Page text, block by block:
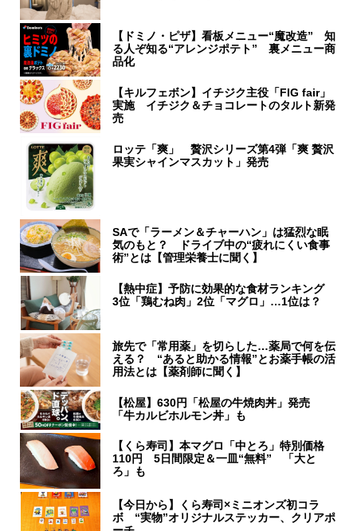
【ドミノ・ピザ】看板メニュー“魔改造” 知
る人ぞ知る“アレンジポテト” 裏メニュー商
品化
【キルフェボン】イチジク主役「FIG fair」
実施 イチジク＆チョコレートのタルト新発
売
ロッテ「爽」 贅沢シリーズ第4弾「爽 贅沢
果実シャインマスカット」発売
SAで「ラーメン＆チャーハン」は猛烈な眠
気のもと？ ドライブ中の“疲れにくい食事
術”とは【管理栄養士に聞く】
【熱中症】予防に効果的な食材ランキング
3位「鶏むね肉」2位「マグロ」…1位は？
旅先で「常用薬」を切らした…薬局で何を伝
える？ “あると助かる情報”とお薬手帳の活
用法とは【薬剤師に聞く】
【松屋】630円「松屋の牛焼肉丼」発売
「牛カルビホルモン丼」も
【くら寿司】本マグロ「中とろ」特別価格
110円 5日間限定＆一皿“無料” 「大と
ろ」も
【今日から】くら寿司×ミニオンズ初コラ
ボ “実物”オリジナルステッカー、クリアポ